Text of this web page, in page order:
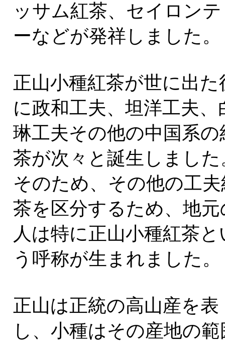
ッサム紅茶、セイロン
ーなどが発祥しました。
正山小種紅茶が世に出た
に政和工夫、坦洋工夫、
琳工夫その他の中国系の
茶が次々と誕生しました
そのため、その他の工夫
茶を区分するため、地元
人は特に正山小種紅茶と
う呼称が生まれました。
正山は正統の高山産を表
し、小種はその産地の範